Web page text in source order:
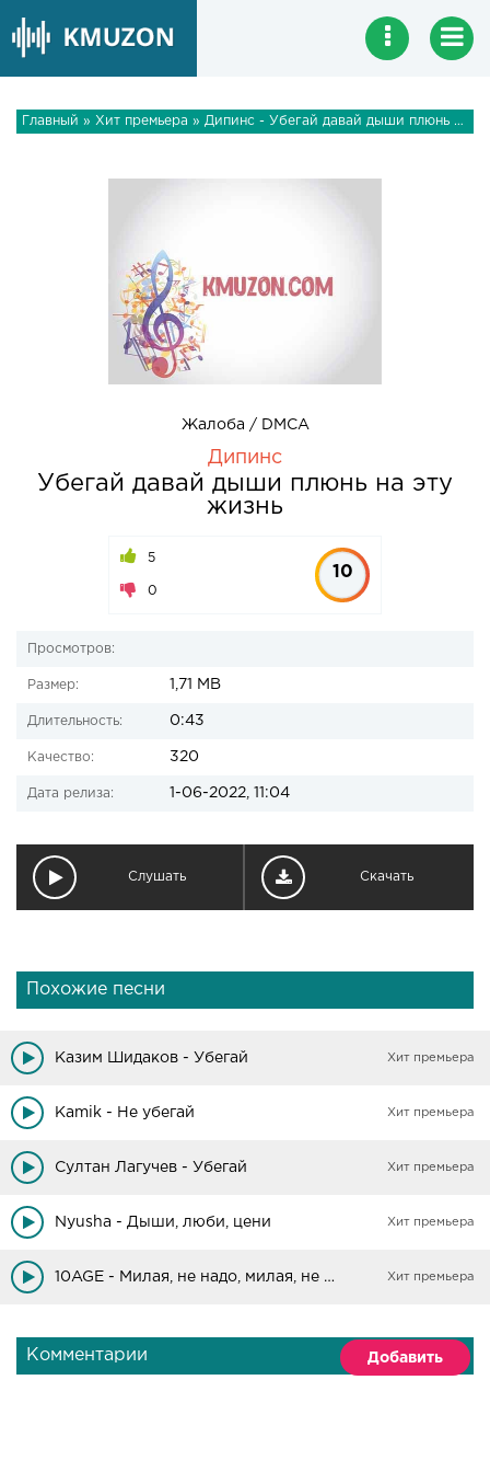
Главный » Хит премьера » Дипинс - Убегай давай дыши плюнь на эту жизнь
Жалоба / DMCA
Дипинс
Убегай давай дыши плюнь на эту
жизнь
5
0
10
Просмотров:
Размер: 1,71 MB
Длительность: 0:43
Качество: 320
Дата релиза: 1-06-2022, 11:04
Слушать Скачать
Похожие песни
Казим Шидаков - Убегай Хит премьера
Kamik - Не убегай Хит премьера
Султан Лагучев - Убегай Хит премьера
Nyusha - Дыши, люби, цени Хит премьера
10AGE - Милая, не надо, милая, не надо, не дыши, эй Хит премьера
Комментарии Добавить